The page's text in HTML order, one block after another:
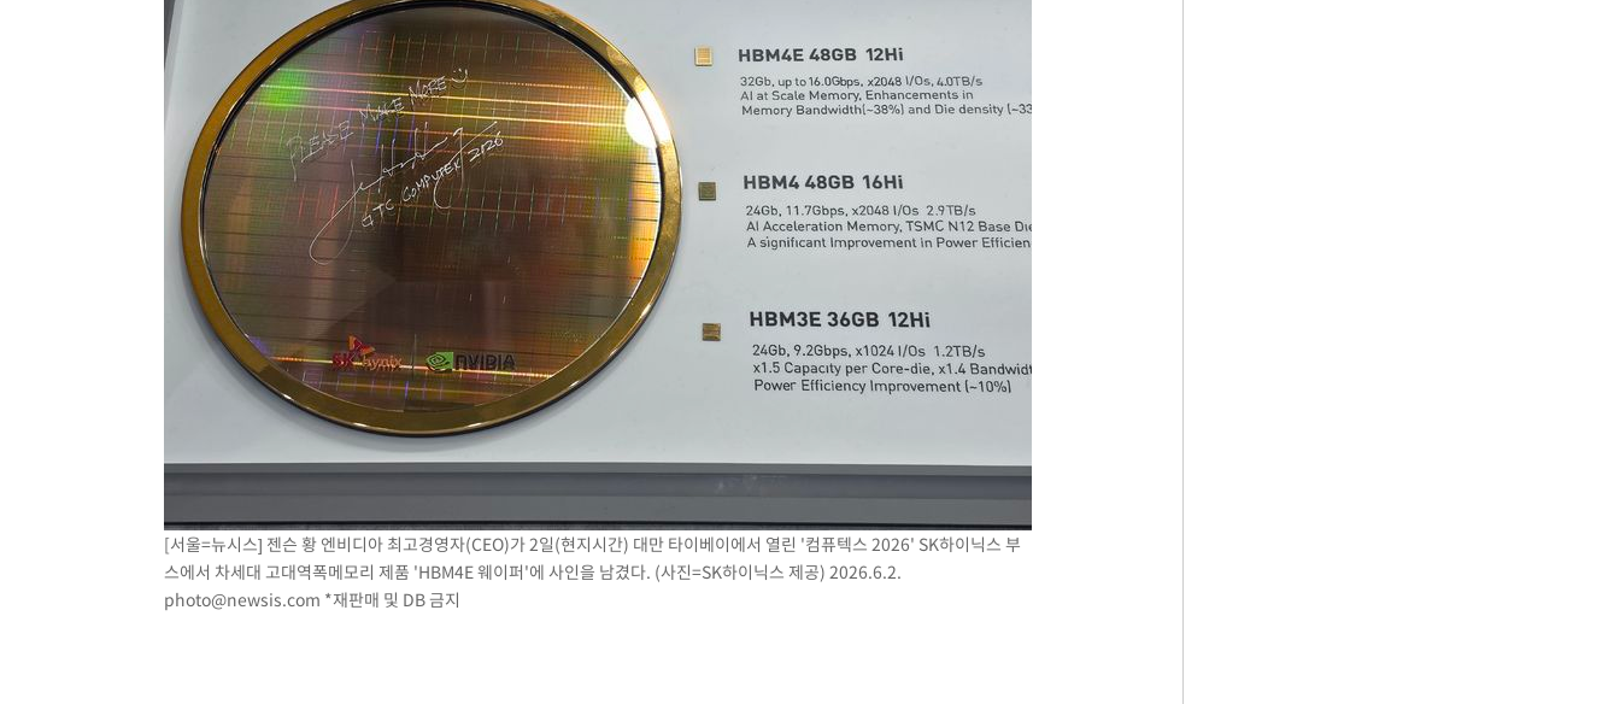
[서울=뉴시스] 젠슨 황 엔비디아 최고경영자(CEO)가 2일(현지시간) 대만 타이베이에서 열린 '컴퓨텍스 2026' SK하이닉스 부
스에서 차세대 고대역폭메모리 제품 'HBM4E 웨이퍼'에 사인을 남겼다. (사진=SK하이닉스 제공) 2026.6.2.
photo@newsis.com *재판매 및 DB 금지